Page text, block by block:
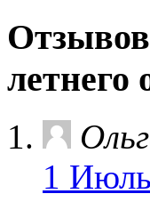
летнего
1